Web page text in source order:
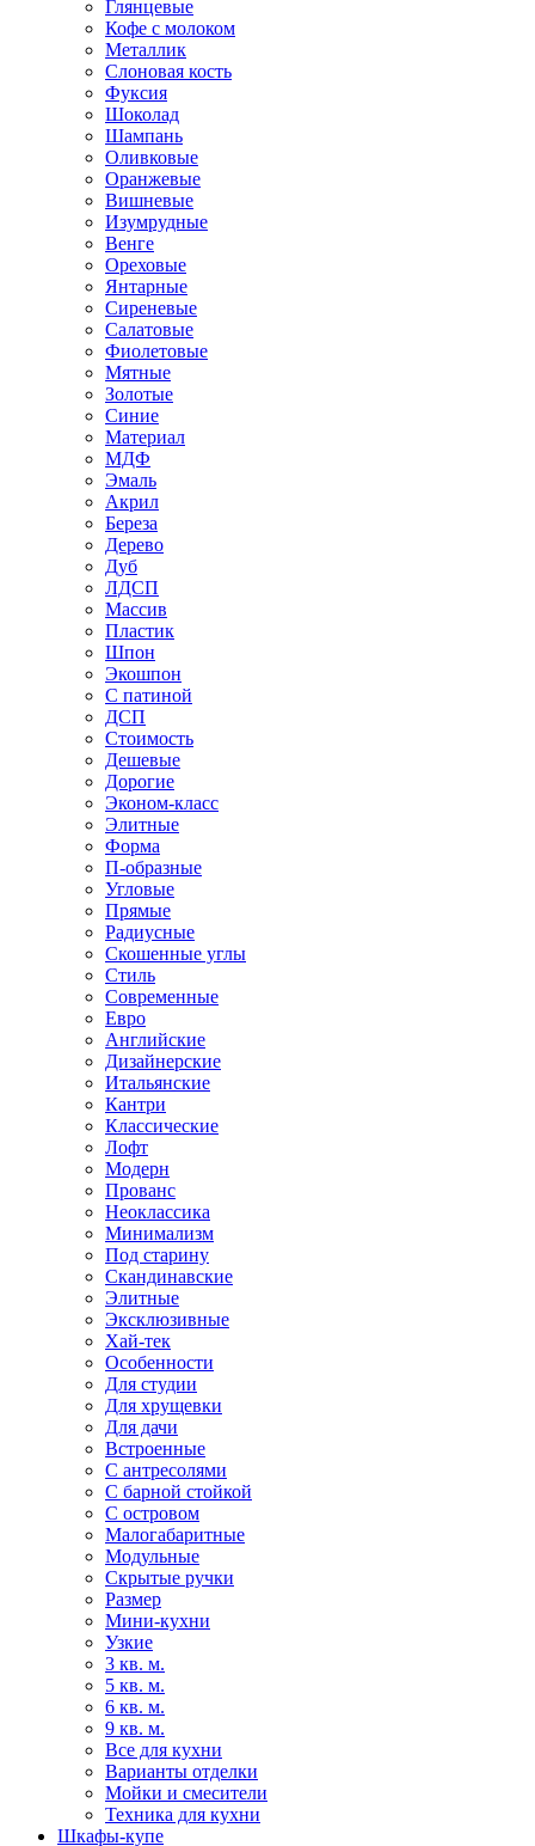
Глянцевые
Кофе с молоком
Металлик
Слоновая кость
Фуксия
Шоколад
Шампань
Оливковые
Оранжевые
Вишневые
Изумрудные
Венге
Ореховые
Янтарные
Сиреневые
Салатовые
Фиолетовые
Мятные
Золотые
Синие
Материал
МДФ
Эмаль
Акрил
Береза
Дерево
Дуб
ЛДСП
Массив
Пластик
Шпон
Экошпон
С патиной
ДСП
Стоимость
Дешевые
Дорогие
Эконом-класс
Элитные
Форма
П-образные
Угловые
Прямые
Радиусные
Скошенные углы
Стиль
Современные
Евро
Английские
Дизайнерские
Итальянские
Кантри
Классические
Лофт
Модерн
Прованс
Неоклассика
Минимализм
Под старину
Скандинавские
Элитные
Эксклюзивные
Хай-тек
Особенности
Для студии
Для хрущевки
Для дачи
Встроенные
С антресолями
С барной стойкой
С островом
Малогабаритные
Модульные
Скрытые ручки
Размер
Мини-кухни
Узкие
3 кв. м.
5 кв. м.
6 кв. м.
9 кв. м.
Все для кухни
Варианты отделки
Мойки и смесители
Техника для кухни
Шкафы-купе